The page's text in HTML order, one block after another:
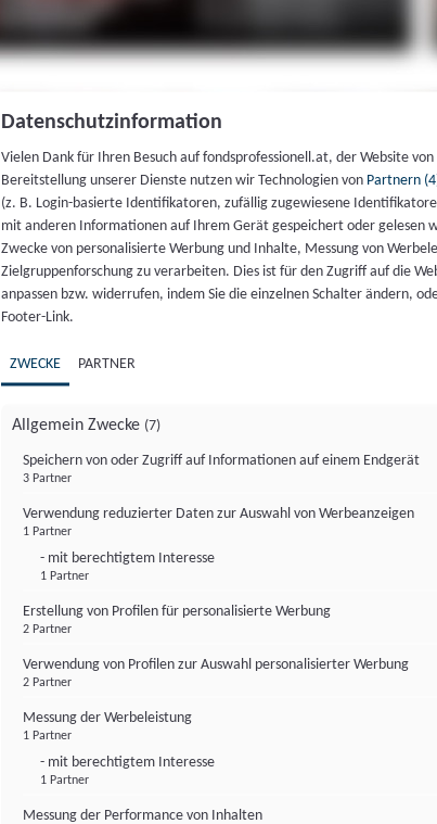
Datenschutzinformation
Vielen Dank für Ihren Besuch auf fondsprofessionell.at, der Website
Bereitstellung unserer Dienste nutzen wir Technologien von Partnern
(z. B. Login-basierte Identifikatoren, zufällig zugewiesene
mit anderen Informationen auf Ihrem Gerät gespeichert oder gelesen
Zwecke von personalisierte Werbung und Inhalte, Messung von
Zielgruppenforschung zu verarbeiten. Dies ist für den Zugriff auf die
anpassen bzw. widerrufen, indem Sie die einzelnen Schalter ändern,
Footer-Link.
ZWECKE PARTNER
Allgemein Zwecke (7)
Speichern von oder Zugriff auf Informationen auf einem Endgerät
3 Partner
Verwendung reduzierter Daten zur Auswahl von Werbeanzeigen
1 Partner
- mit berechtigtem Interesse
1 Partner
Erstellung von Profilen für personalisierte Werbung
2 Partner
Verwendung von Profilen zur Auswahl personalisierter Werbung
2 Partner
Messung der Werbeleistung
1 Partner
- mit berechtigtem Interesse
1 Partner
Messung der Performance von Inhalten